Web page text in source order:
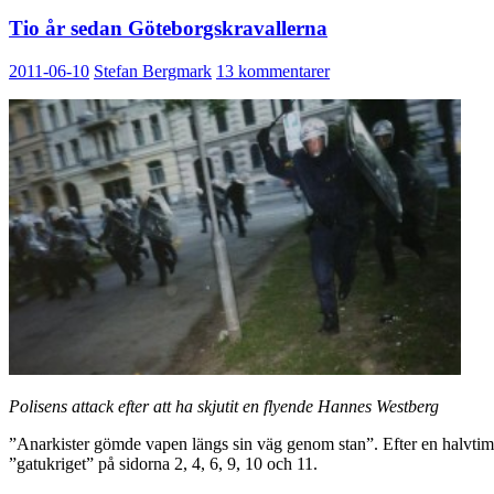
Tio år sedan Göteborgskravallerna
2011-06-10 Stefan Bergmark 13 kommentarer
Polisens attack efter att ha skjutit en flyende Hannes Westberg
”Anarkister gömde vapen längs sin väg genom stan”. Efter en
”gatukriget” på sidorna 2, 4, 6, 9, 10 och 11.